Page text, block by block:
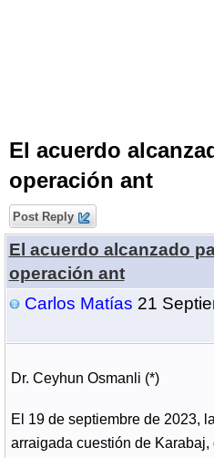
El acuerdo
operación ant
Post Reply
El acuerdo alcanzado
operación ant
Carlos Matías 21
Dr. Ceyhun Osmanli (*)
El 19 de septiembre de 2023,
arraigada cuestión de